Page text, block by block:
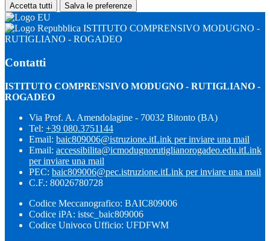
Accetta tutti Salva le preferenze
ISTITUTO COMPRENSIVO MODUGNO -
RUTIGLIANO - ROGADEO
Contatti
ISTITUTO COMPRENSIVO MODUGNO - RUTIGLIANO -
ROGADEO
Via Prof. A. Amendolagine - 70032 Bitonto (BA)
Tel: +39 080.3751144
Email: baic809006@istruzione.itLink per inviare una mail
Email: accessibilita@icmodugnorutiglianorogadeo.edu.itLink
per inviare una mail
PEC: baic809006@pec.istruzione.itLink per inviare una mail
C.F.: 80026780728
Codice Meccanografico: BAIC809006
Codice iPA: istsc_baic809006
Codice Univoco Ufficio: UFDFWM